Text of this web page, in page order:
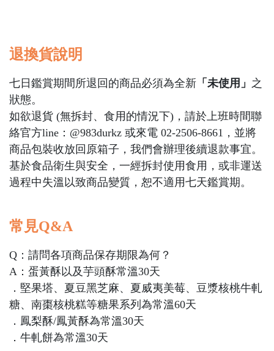
退換貨說明
七日鑑賞期間所退回的商品必須為全新 「未使用」 之
狀態。
如欲退貨 (無拆封、食用的情況下)，請於上班時間聯
絡官方line：@983durkz 或來電 02-2506-8661，並將
商品包裝收放回原箱子，我們會辦理後續退款事宜。
基於食品衛生與安全，一經拆封使用食用，或非運送
過程中失溫以致商品變質，恕不適用七天鑑賞期。
常見Q&A
Q：請問各項商品保存期限為何？
​​​​​​​A：蛋黃酥以及芋頭酥常溫30天
．堅果塔、夏豆黑芝麻、夏威夷美莓、豆漿核桃牛軋
糖、南棗核桃糕等糖果系列為常溫60天
．鳳梨酥/鳳黃酥為常溫30天
．牛軋餅為常溫30天